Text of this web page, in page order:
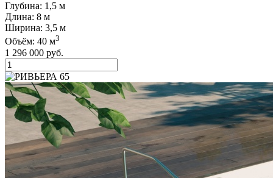
Глубина: 1,5 м
Длина: 8 м
Ширина: 3,5 м
Объём: 40 м3
1 296 000 руб.